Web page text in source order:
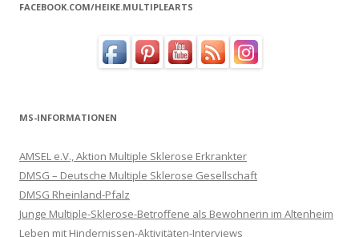
FACEBOOK.COM/HEIKE.MULTIPLEARTS
MS-INFORMATIONEN
AMSEL e.V., Aktion Multiple Sklerose Erkrankter
DMSG – Deutsche Multiple Sklerose Gesellschaft
DMSG Rheinland-Pfalz
Junge Multiple-Sklerose-Betroffene als Bewohnerin im Altenheim
Leben mit Hindernissen-Aktivitäten-Interviews